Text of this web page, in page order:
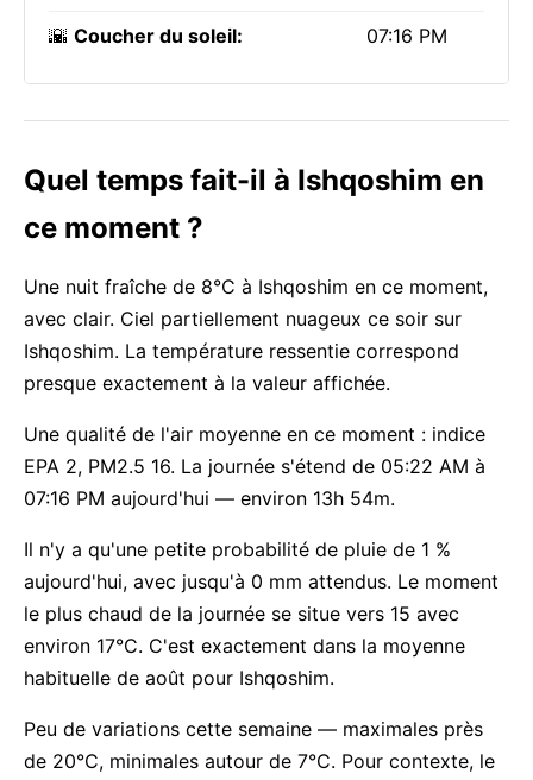
🌇 Coucher du soleil: 07:16 PM
Quel temps fait-il à Ishqoshim en
ce moment ?
Une nuit fraîche de 8°C à Ishqoshim en ce moment,
avec clair. Ciel partiellement nuageux ce soir sur
Ishqoshim. La température ressentie correspond
presque exactement à la valeur affichée.
Une qualité de l'air moyenne en ce moment : indice
EPA 2, PM2.5 16. La journée s'étend de 05:22 AM à
07:16 PM aujourd'hui — environ 13h 54m.
Il n'y a qu'une petite probabilité de pluie de 1 %
aujourd'hui, avec jusqu'à 0 mm attendus. Le moment
le plus chaud de la journée se situe vers 15 avec
environ 17°C. C'est exactement dans la moyenne
habituelle de août pour Ishqoshim.
Peu de variations cette semaine — maximales près
de 20°C, minimales autour de 7°C. Pour contexte, le